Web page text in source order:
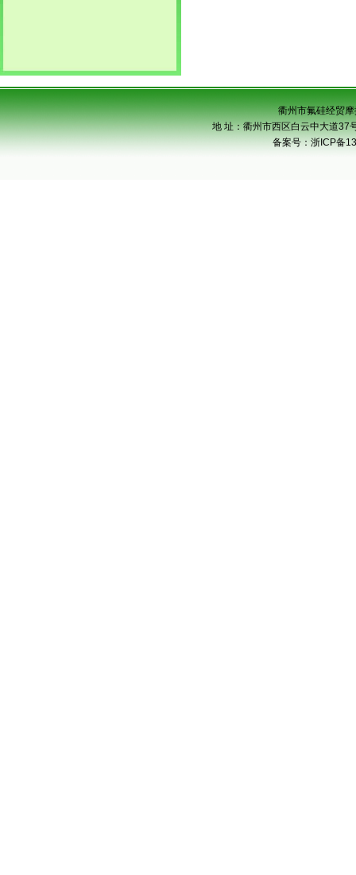
衢州市氟硅经贸
地 址：衢州市西区白云中大道
备案号： 浙ICP备